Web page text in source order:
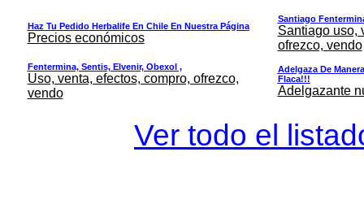
Haz Tu Pedido Herbalife En Chile En Nuestra Página
Precios económicos
Santiago
Santiago uso,
ofrezco, vendo
Fentermina, Sentis, Elvenir, Obexol ,
Uso, venta, efectos, compro, ofrezco,
vendo
Adelgaza De
Flaca!!!
Adelgazante
Ver todo el